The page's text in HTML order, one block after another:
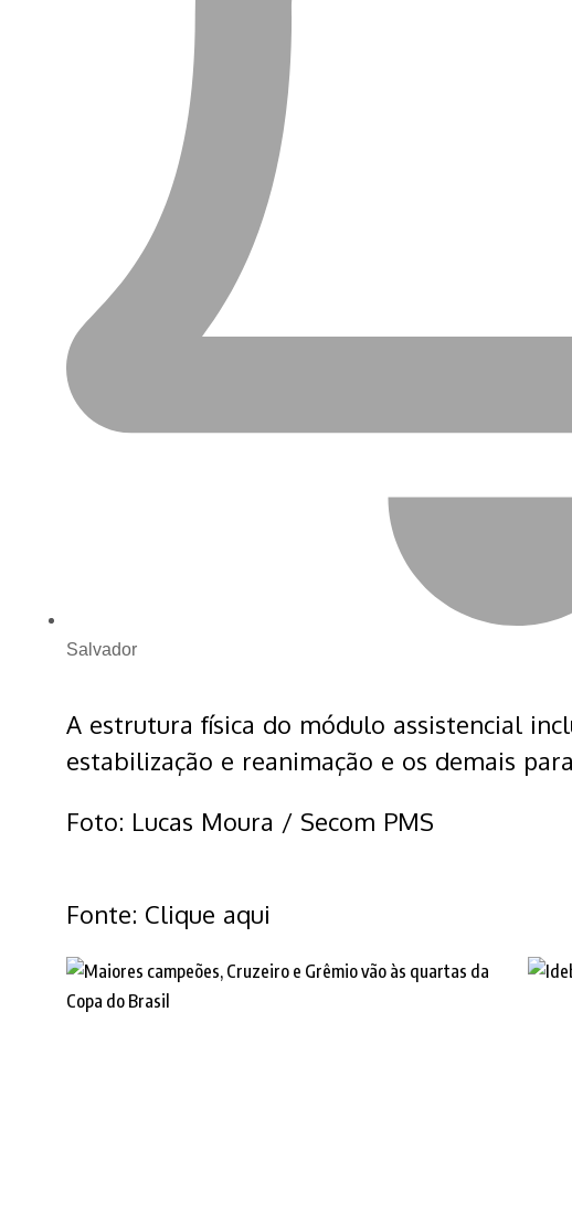
Salvador
A estrutura física do módulo assistencial
estabilização e reanimação e os demais
Foto: Lucas Moura / Secom PMS
Fonte: Clique aqui